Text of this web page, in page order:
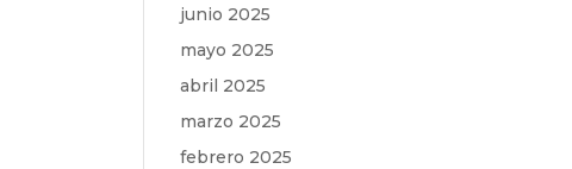
junio 2025
mayo 2025
abril 2025
marzo 2025
febrero 2025